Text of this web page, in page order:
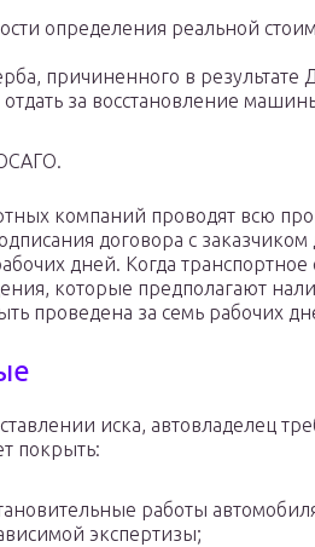
определения реальной
причиненного в
за восстановление
компаний проводят всю
договора с заказчиком
дней. Когда транспортное
которые предполагают
проведена за семь рабочих
иска, автовладелец
покрыть:
работы
экспертизы;